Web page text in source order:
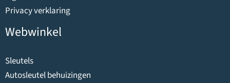
Privacy verklaring
Webwinkel
Sleutels
Autosleutel behuizingen